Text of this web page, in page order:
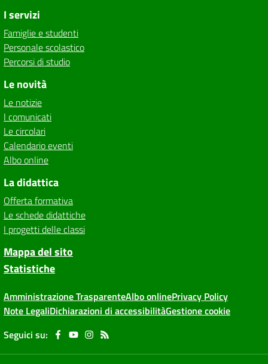
I servizi
Famiglie e studenti
Personale scolastico
Percorsi di studio
Le novità
Le notizie
I comunicati
Le circolari
Calendario eventi
Albo online
La didattica
Offerta formativa
Le schede didattiche
I progetti delle classi
Mappa del sito
Statistiche
Amministrazione TrasparenteAlbo onlinePrivacy Policy
Note LegaliDichiarazioni di accessibilitàGestione cookie
Seguici su: